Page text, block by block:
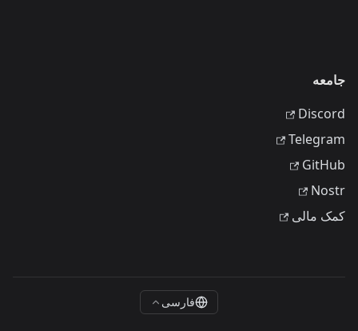
جامعه
Discord
Telegram
GitHub
Nostr
کمک مالی
فارسی